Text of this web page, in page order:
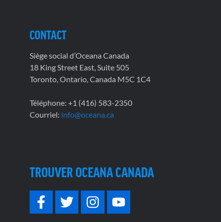
CONTACT
Siège social d’Oceana Canada
18 King Street East, Suite 505
Toronto, Ontario, Canada M5C 1C4
Téléphone: +1 (416) 583-2350
Courriel: info@oceana.ca
TROUVER OCEANA CANADA